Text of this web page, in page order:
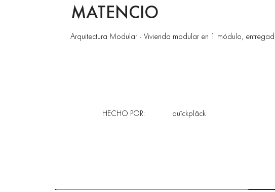
quîckplâck
HECHO POR:
MATENCIO
Arquitectura Modular - Vivienda modular en 1 módulo,